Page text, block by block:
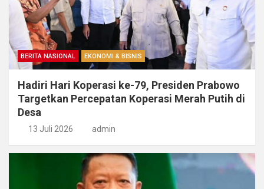
BERITA NASIONAL EKONOMI & BISNIS
Hadiri Hari Koperasi ke-79, Presiden Prabowo
Targetkan Percepatan Koperasi Merah Putih di
Desa
13 Juli 2026 admin